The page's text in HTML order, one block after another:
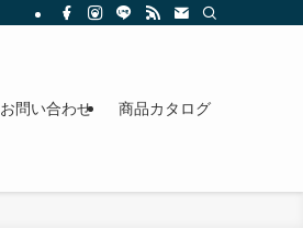
お問い合わせ 商品カタログ